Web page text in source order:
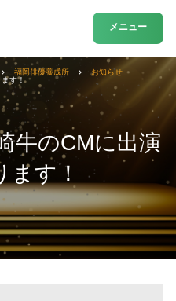
メニュー
牛のCMに出演
ます！
福岡俳優養成所
お知らせ
ます！